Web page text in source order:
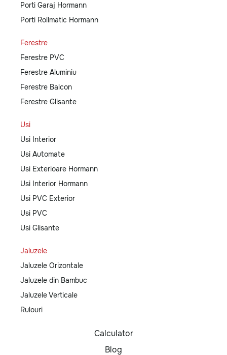
Porti Garaj Hormann
Porti Rollmatic Hormann
Ferestre
Ferestre PVC
Ferestre Aluminiu
Ferestre Balcon
Ferestre Glisante
Usi
Usi Interior
Usi Automate
Usi Exterioare Hormann
Usi Interior Hormann
Usi PVC Exterior
Usi PVC
Usi Glisante
Jaluzele
Jaluzele Orizontale
Jaluzele din Bambuc
Jaluzele Verticale
Rulouri
Calculator
Blog